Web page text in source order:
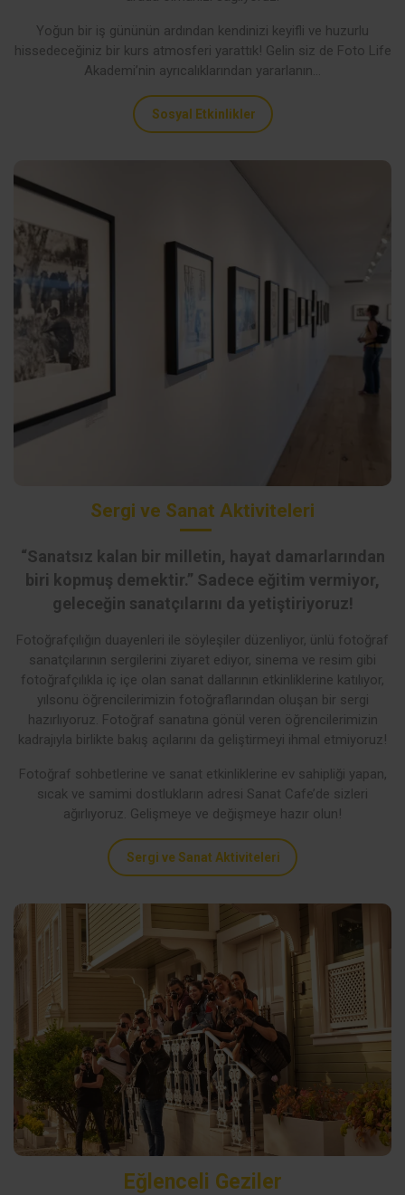
Yoğun bir iş gününün ardından kendinizi keyifli ve huzurlu
hissedeceğiniz bir kurs atmosferi yarattık! Gelin siz de Foto Life
Akademi’nin ayrıcalıklarından yararlanın…
Sosyal Etkinlikler
Sergi ve Sanat Aktiviteleri
“Sanatsız kalan bir milletin, hayat damarlarından
biri kopmuş demektir.” Sadece eğitim vermiyor,
geleceğin sanatçılarını da yetiştiriyoruz!
Fotoğrafçılığın duayenleri ile söyleşiler düzenliyor, ünlü fotoğraf
sanatçılarının sergilerini ziyaret ediyor, sinema ve resim gibi
fotoğrafçılıkla iç içe olan sanat dallarının etkinliklerine katılıyor,
yılsonu öğrencilerimizin fotoğraflarından oluşan bir sergi
hazırlıyoruz. Fotoğraf sanatına gönül veren öğrencilerimizin
kadrajıyla birlikte bakış açılarını da geliştirmeyi ihmal etmiyoruz!
Fotoğraf sohbetlerine ve sanat etkinliklerine ev sahipliği yapan,
sıcak ve samimi dostlukların adresi Sanat Cafe’de sizleri
ağırlıyoruz. Gelişmeye ve değişmeye hazır olun!
Sergi ve Sanat Aktiviteleri
Eğlenceli Geziler